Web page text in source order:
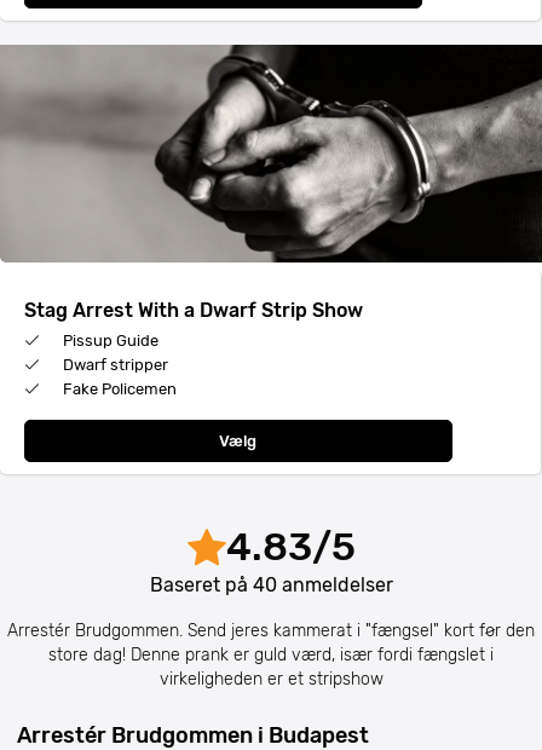
Stag Arrest With a Dwarf Strip Show
Pissup Guide
Dwarf stripper
Fake Policemen
Vælg
4.83/5
Baseret på 40anmeldelser
Arrestér Brudgommen. Send jeres kammerat i "fængsel" kort før den
store dag! Denne prank er guld værd, især fordi fængslet i
virkeligheden er et stripshow
Arrestér Brudgommen i Budapest